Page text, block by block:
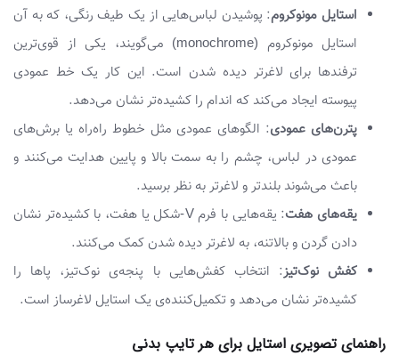
استایل مونوکروم: پوشیدن لباس‌هایی از یک طیف رنگی، که به آن
استایل مونوکروم (monochrome) می‌گویند، یکی از قوی‌ترین
ترفندها برای لاغرتر دیده شدن است. این کار یک خط عمودی
پیوسته ایجاد می‌کند که اندام را کشیده‌تر نشان می‌دهد.
پترن‌های عمودی: الگوهای عمودی مثل خطوط راه‌راه یا برش‌های
عمودی در لباس، چشم را به سمت بالا و پایین هدایت می‌کنند و
باعث می‌شوند بلندتر و لاغرتر به نظر برسید.
یقه‌های هفت
: یقه‌هایی با فرم V-شکل یا هفت، با کشیده‌تر نشان
دادن گردن و بالاتنه، به لاغرتر دیده شدن کمک می‌کنند.
کفش نوک‌تیز: انتخاب کفش‌هایی با پنجه‌ی نوک‌تیز، پاها را
کشیده‌تر نشان می‌دهد و تکمیل‌کننده‌ی یک استایل لاغرساز است.
راهنمای تصویری استایل برای هر تایپ بدنی